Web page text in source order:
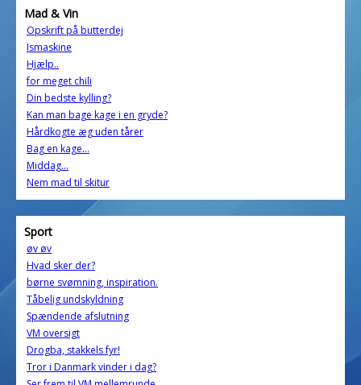
Mad & Vin
Opskrift på butterdej
Ismaskine
Hjælp..
for meget chili
Din bedste kylling?
Kan man bage kage i en gryde?
Hårdkogte æg uden tårer
Bag en kage...
Middag...
Nem mad til skitur
Sport
øv øv
Hvad sker der?
børne svømning, inspiration.
Tåbelig undskyldning
Spændende afslutning
VM oversigt
Drogba, stakkels fyr!
Tror i Danmark vinder i dag?